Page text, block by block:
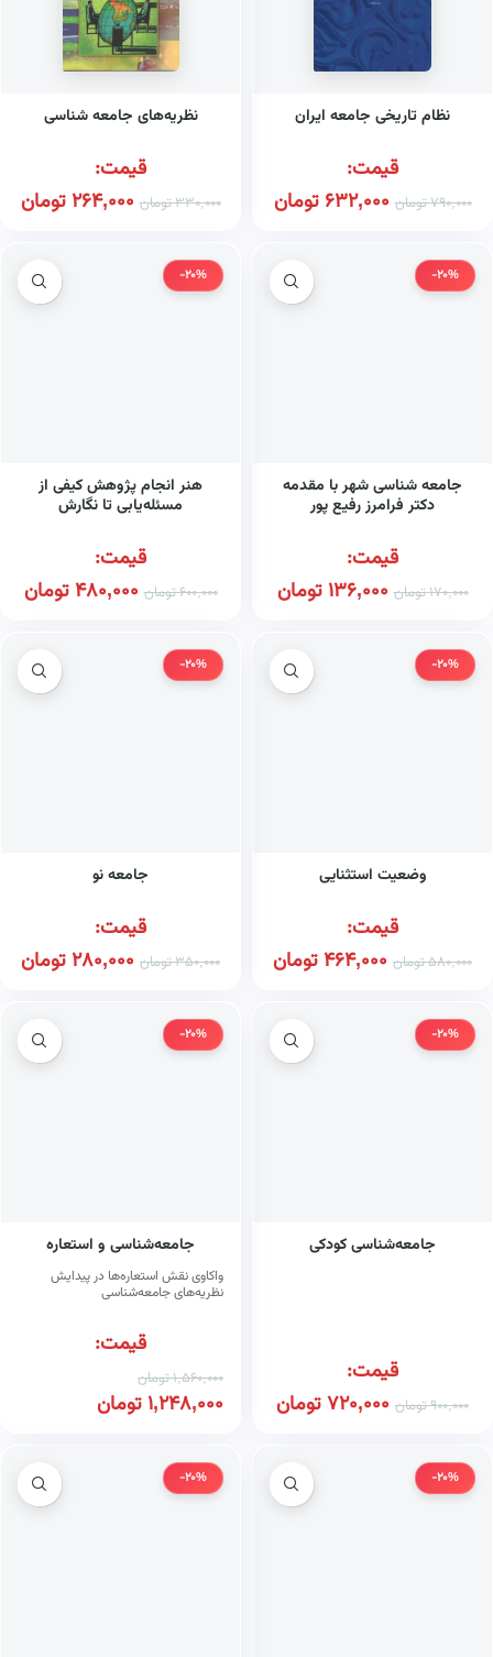
نظام تاریخی جامعه ایران
قیمت:
790,000تومان 632,000 تومان
نظریه‌های جامعه شناسی
قیمت:
330,000تومان 264,000تومان
-20%
جامعه شناسی شهر با مقدمه
دکتر فرامرز رفیع پور
قیمت:
170,000تومان 136,000تومان
-20%
هنر انجام پژوهش کیفی از
مسئله‌یابی تا نگارش
قیمت:
600,000تومان 480,000تومان
-20%
وضعیت استثنایی
قیمت:
580,000تومان 464,000تومان
-20%
جامعه نو
قیمت:
350,000تومان 280,000تومان
-20%
جامعه‌شناسی کودکی
قیمت:
900,000تومان 720,000تومان
-20%
جامعه‌شناسی و استعاره
واکاوی نقش استعاره‌ها در پیدایش
نظریه‌های جامعه‌شناسی
قیمت:
1,560,000تومان
1,248,000تومان
-20%
-20%